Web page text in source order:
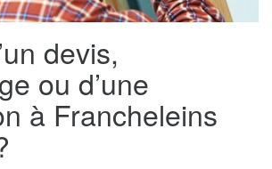
devis,
ou d’une
à Francheleins